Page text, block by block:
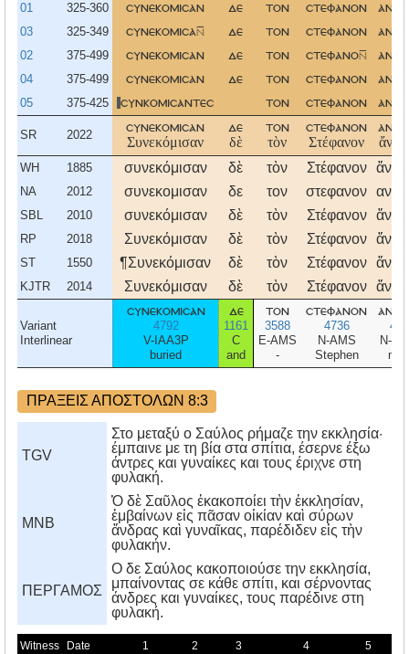
01 325-360 συνεκομισαν δε τον στεφανον
03 325-349 συνεκομισα δε τον στεφανον
02 375-499 συνεκομισαν δε τον στεφανο
04 375-499 συνεκομισαν δε τον στεφανον
05 375-425 συνκομισαντεσ τον στεφανον
SR 2022
συνεκομισαν
Συνεκόμισαν
δε
δὲ
τον
τὸν
στεφανον
Στέφανον
WH 1885 συνεκόμισαν δὲ τὸν Στέφανον
NA 2012 συνεκομισαν δε τον στεφανον
SBL 2010 συνεκόμισαν δὲ τὸν Στέφανον
RP 2018 Συνεκόμισαν δὲ τὸν Στέφανον
ST 1550 ¶Συνεκόμισαν δὲ τὸν Στέφανον
KJTR 2014 Συνεκόμισαν δὲ τὸν Στέφανον
Variant
Interlinear
συνεκομισαν
4792
V-IAA3P
buried
δε
1161
C
and
τον
3588
E-AMS
-
στεφανον
4736
N-AMS
Stephen
435
N-
ΠΡΑΞΕΙΣ ΑΠΟΣΤΟΛΩΝ 8:3
TGV
Στο μεταξύ ο Σαύλος ρήμαζε την εκκλησία·
έμπαινε με τη βία στα σπίτια, έσερνε έξω
άντρες και γυναίκες και τους έριχνε στη
φυλακή.
MNB
Ὁ δὲ Σαῦλος ἐκακοποίει τὴν ἐκκλησίαν,
ἐμβαίνων εἰς πᾶσαν οἰκίαν καὶ σύρων
ἄνδρας καὶ γυναῖκας, παρέδιδεν εἰς τὴν
φυλακήν.
ΠΕΡΓΑΜΟΣ
O δε Σαύλος κακοποιούσε την εκκλησία,
μπαίνοντας σε κάθε σπίτι, και σέρνοντας
άνδρες και γυναίκες, τους παρέδινε στη
φυλακή.
Witness Date 1 2 3 4 5